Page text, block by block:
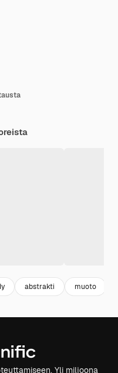
abstrakti muoto
Yli miljoona